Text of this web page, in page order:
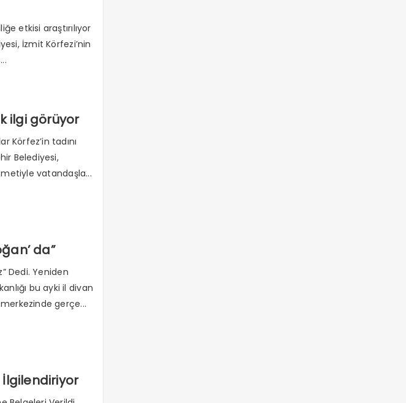
etkisi araştırılıyor
İzmit Körfezi’nin
ilgi görüyor
Körfez’in tadını
Belediyesi,
vatandaşla...
da”
Dedi. Yeniden
bu ayki il divan
gerçe...
İlgilendiriyor